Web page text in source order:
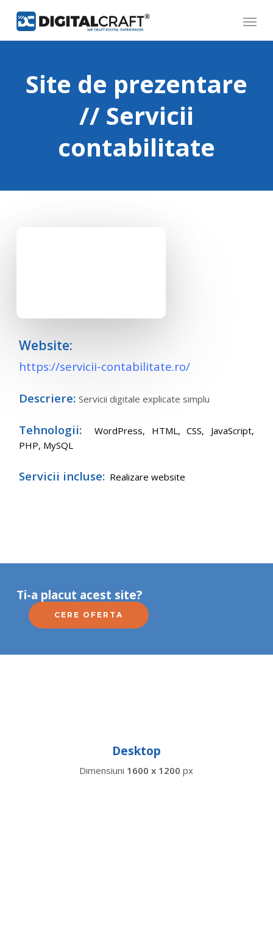
Menu
Site de prezentare
// Servicii
contabilitate
Website:
https://servicii-contabilitate.ro/
Descriere:Servicii digitale explicate simplu
Tehnologii: WordPress, HTML, CSS, JavaScript,
PHP, MySQL
Servicii incluse: Realizare website
Ti-a placut acest site?
CERE OFERTA
Desktop
Dimensiuni 1600 x 1200 px